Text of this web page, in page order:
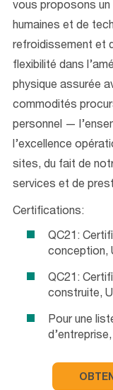
vous proposons
humaines et de
refroidissement et
flexibilité dans
physique assurée
commodités
personnel —
l’excellence
sites, du fait de
services et de
Certifications:
QC21:
conception,
QC21:
construite,
Pour une